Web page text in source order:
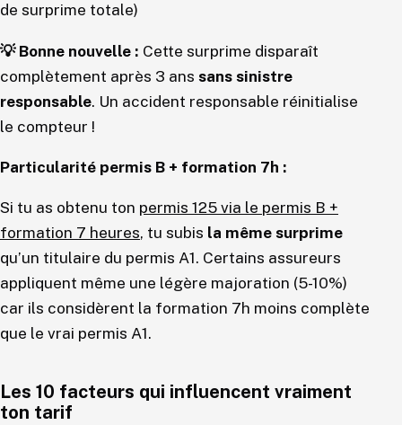
de surprime totale)
💡 Bonne nouvelle : Cette surprime disparaît
complètement après 3 ans sans sinistre
responsable. Un accident responsable réinitialise
le compteur !
Particularité permis B + formation 7h :
Si tu as obtenu ton permis 125 via le permis B +
formation 7 heures, tu subis la même surprime
qu’un titulaire du permis A1. Certains assureurs
appliquent même une légère majoration (5-10%)
car ils considèrent la formation 7h moins complète
que le vrai permis A1.
Les 10 facteurs qui influencent vraiment
ton tarif